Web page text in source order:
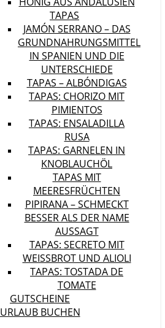
TAPAS
JAMÓN SERRANO – DAS
GRUNDNAHRUNGSMITTEL
IN SPANIEN UND DIE
UNTERSCHIEDE
TAPAS – ALBÓNDIGAS
TAPAS: CHORIZO MIT
PIMIENTOS
TAPAS: ENSALADILLA
RUSA
TAPAS: GARNELEN IN
KNOBLAUCHÖL
TAPAS MIT
MEERESFRÜCHTEN
PIPIRANA – SCHMECKT
BESSER ALS DER NAME
AUSSAGT
TAPAS: SECRETO MIT
WEISSBROT UND ALIOLI
TAPAS: TOSTADA DE
TOMATE
GUTSCHEINE
URLAUB BUCHEN